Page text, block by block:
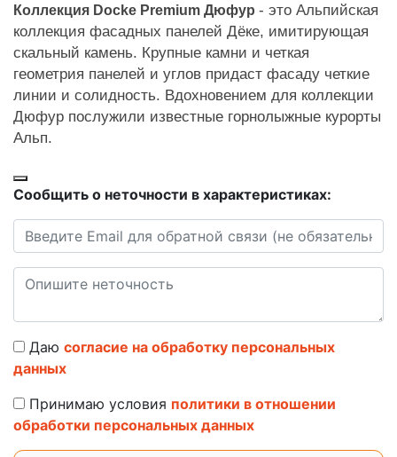
Коллекция Docke Premium Дюфур - это Альпийская
коллекция фасадных панелей Дёке, имитирующая
скальный камень. Крупные камни и четкая
геометрия панелей и углов придаст фасаду четкие
линии и солидность. Вдохновением для коллекции
Дюфур послужили известные горнолыжные курорты
Альп.
Сообщить о неточности в характеристиках:
Даю согласие на обработку персональных
данных
Принимаю условия политики в отношении
обработки персональных данных